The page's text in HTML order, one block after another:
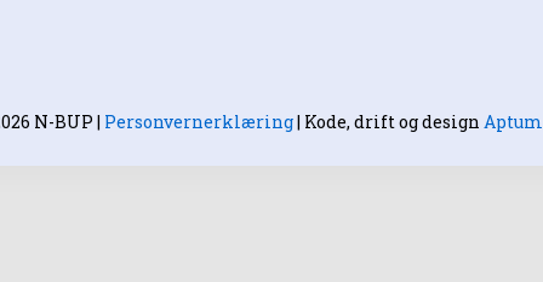
N-BUP | Personvernerklæring| Kode, drift og design